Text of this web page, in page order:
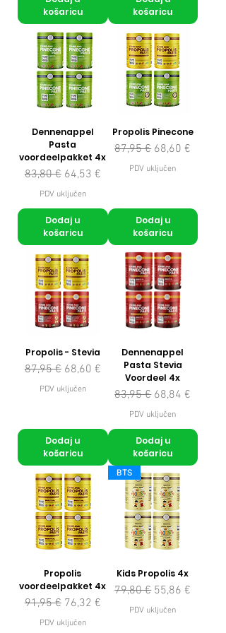
košaricu
košaricu
Dennenappel
Pasta
voordeelpakket 4x
Redovna cijena
83,80 € Cijena s popustom
64,53 €
PDV uključen
Dodaj u
košaricu
Propolis Pinecone
Redovna cijena
87,95 € Cijena s
68,60 €
PDV uključen
Dodaj u
košaricu
Propolis - Stevia
Redovna cijena
87,95 € Cijena s popustom
68,60 €
PDV uključen
Dodaj u
košaricu
Dennenappel
Pasta Stevia
Voordeel 4x
Redovna cijena
83,95 € Cijena s
68,84 €
PDV uključen
Dodaj u
košaricu
Propolis
voordeelpakket 4x
Redovna cijena
91,95 € Cijena s popustom
76,32 €
PDV uključen
BTS
Kids Propolis 4x
Redovna cijena
79,80 € Cijena s
55,86 €
PDV uključen